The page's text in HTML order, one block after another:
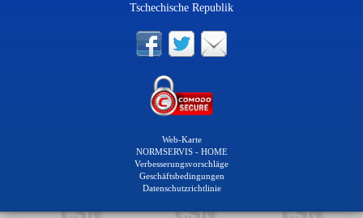
Tschechische Republik
Web-Karte
NORMSERVIS - HOME
Verbesserungsvorschläge
Geschäftsbedingungen
Datenschutzrichtlinie